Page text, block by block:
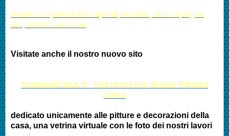
Restauro opere d'arte: lapidei, mosaici, stucchi, foglia
oro, tecniche antiche
Visitate anche il nostro nuovo sito
ColoridiCasa.it - Imbianchino Roma Pittura
Casa
dedicato unicamente alle pitture e decorazioni della
casa, una vetrina virtuale con le foto dei nostri lavori